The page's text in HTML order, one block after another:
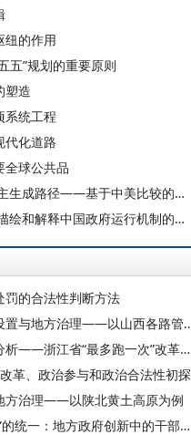
纽的作用
五”规划的重要原则
塑造
系统工程
代化道路
全球公共品
杨雪冬 许超：政治学知识体系的自主生成路径——基于中美比较的视角
杨雪冬 胡天宇：压力型体制：一个描绘和解释中国政府运行机制的概念
罚的合法性判断方法
胡存璐：明清长城沿线地区的文官
何增科：地方政府创新的微观机理分析——浙江省“最多跑一次”改革案例研究
革、政治参与和政治合法性初探
方治理——以陕北黄土高原为例
洪一晨 张成福：“纪律性”与“创造性”的统一：地方政府创新中的干部特质与行为逻辑